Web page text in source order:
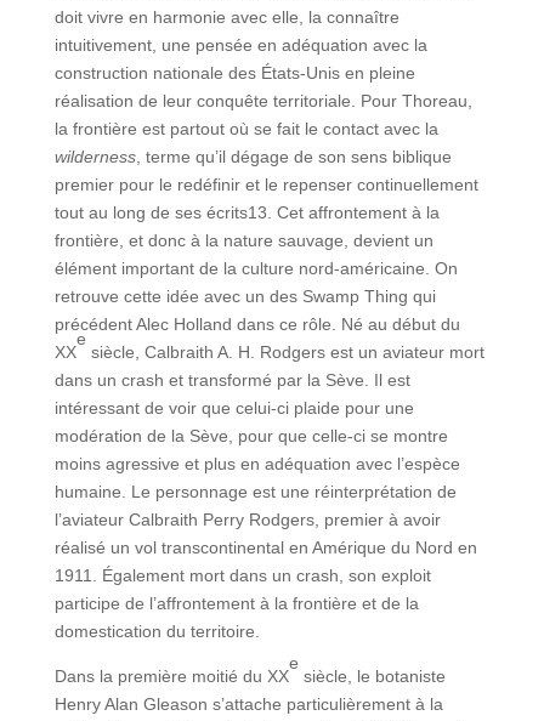
doit vivre en harmonie avec elle, la connaître
intuitivement, une pensée en adéquation avec la
construction nationale des États-Unis en pleine
réalisation de leur conquête territoriale. Pour Thoreau,
la frontière est partout où se fait le contact avec la
wilderness, terme qu’il dégage de son sens biblique
premier pour le redéfinir et le repenser continuellement
tout au long de ses écrits13. Cet affrontement à la
frontière, et donc à la nature sauvage, devient un
élément important de la culture nord-américaine. On
retrouve cette idée avec un des Swamp Thing qui
précédent Alec Holland dans ce rôle. Né au début du
XX
e
siècle, Calbraith A. H. Rodgers est un aviateur mort
dans un crash et transformé par la Sève. Il est
intéressant de voir que celui-ci plaide pour une
modération de la Sève, pour que celle-ci se montre
moins agressive et plus en adéquation avec l’espèce
humaine. Le personnage est une réinterprétation de
l’aviateur Calbraith Perry Rodgers, premier à avoir
réalisé un vol transcontinental en Amérique du Nord en
1911. Également mort dans un crash, son exploit
participe de l’affrontement à la frontière et de la
domestication du territoire.
Dans la première moitié du XX
e
siècle, le botaniste
Henry Alan Gleason s’attache particulièrement à la